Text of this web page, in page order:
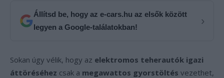
Állítsd be, hogy az e-cars.hu az elsők között
legyen a Google-találatokban!
›
Sokan úgy vélik, hogy az elektromos teherautók igazi
áttöréséhez csak a megawattos gyorstöltés vezethet,